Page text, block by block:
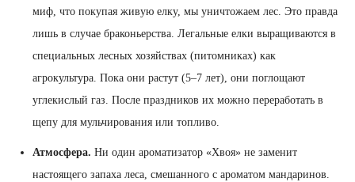
миф, что покупая живую елку, мы уничтожаем лес. Это правда
лишь в случае браконьерства. Легальные елки выращиваются в
специальных лесных хозяйствах (питомниках) как
агрокультура. Пока они растут (5–7 лет), они поглощают
углекислый газ. После праздников их можно переработать в
щепу для мульчирования или топливо.
Атмосфера. Ни один ароматизатор «Хвоя» не заменит
настоящего запаха леса, смешанного с ароматом мандаринов.